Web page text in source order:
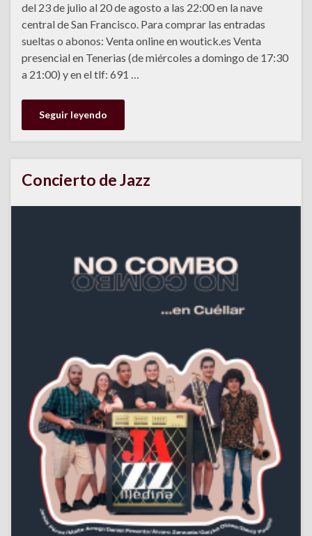
del 23 de julio al 20 de agosto a las 22:00 en la nave
central de San Francisco. Para comprar las entradas
sueltas o abonos: Venta online en woutick.es Venta
presencial en Tenerias (de miércoles a domingo de 17:30
a 21:00) y en el tlf: 691 …
Seguir leyendo
Concierto de Jazz